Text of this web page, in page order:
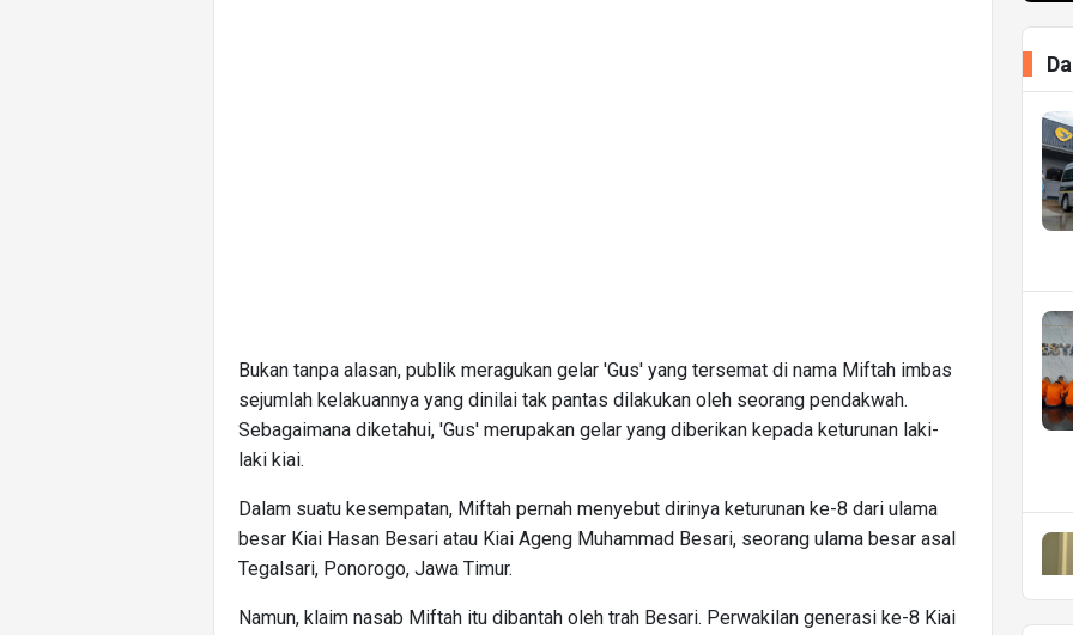
Bukan tanpa alasan, publik meragukan gelar 'Gus' yang tersemat di nama Miftah imbas
sejumlah kelakuannya yang dinilai tak pantas dilakukan oleh seorang pendakwah.
Sebagaimana diketahui, 'Gus' merupakan gelar yang diberikan kepada keturunan laki-
laki kiai.
Dalam suatu kesempatan, Miftah pernah menyebut dirinya keturunan ke-8 dari ulama
besar Kiai Hasan Besari atau Kiai Ageng Muhammad Besari, seorang ulama besar asal
Tegalsari, Ponorogo, Jawa Timur.
Namun, klaim nasab Miftah itu dibantah oleh trah Besari. Perwakilan generasi ke-8 Kiai